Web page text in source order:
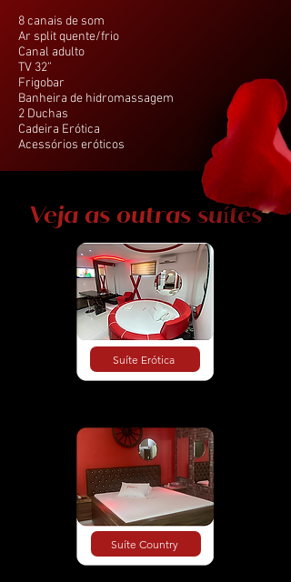
8 canais de som
Ar split quente/frio
Canal adulto
TV 32”
Frigobar
Banheira de hidromassagem
2 Duchas
Cadeira Erótica
Acessórios eróticos
Veja as outras suítes
Suíte Erótica
Suíte Country